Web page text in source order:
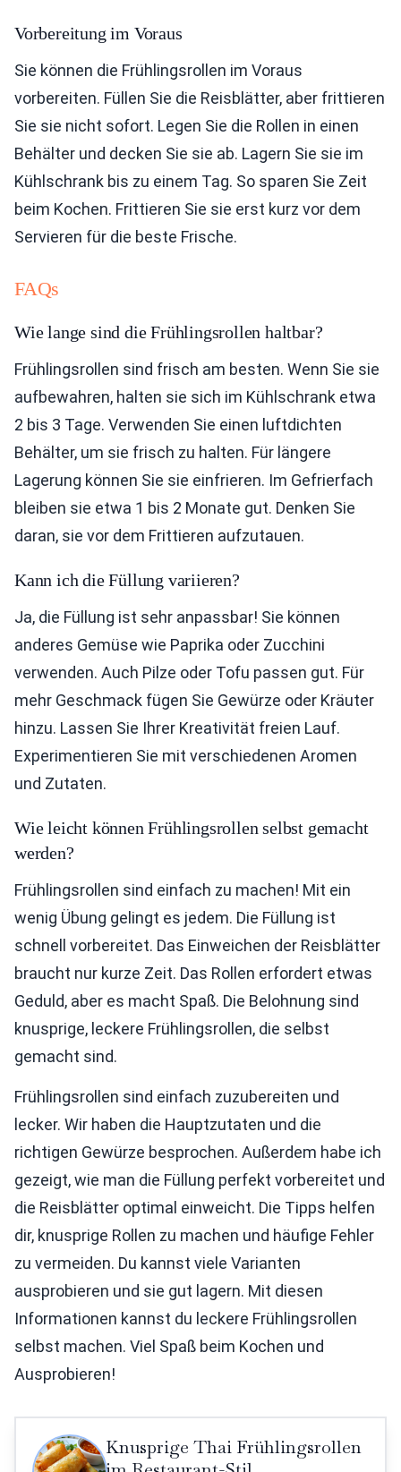
Vorbereitung im Voraus
Sie können die Frühlingsrollen im Voraus
vorbereiten. Füllen Sie die Reisblätter, aber frittieren
Sie sie nicht sofort. Legen Sie die Rollen in einen
Behälter und decken Sie sie ab. Lagern Sie sie im
Kühlschrank bis zu einem Tag. So sparen Sie Zeit
beim Kochen. Frittieren Sie sie erst kurz vor dem
Servieren für die beste Frische.
FAQs
Wie lange sind die Frühlingsrollen haltbar?
Frühlingsrollen sind frisch am besten. Wenn Sie sie
aufbewahren, halten sie sich im Kühlschrank etwa
2 bis 3 Tage. Verwenden Sie einen luftdichten
Behälter, um sie frisch zu halten. Für längere
Lagerung können Sie sie einfrieren. Im Gefrierfach
bleiben sie etwa 1 bis 2 Monate gut. Denken Sie
daran, sie vor dem Frittieren aufzutauen.
Kann ich die Füllung variieren?
Ja, die Füllung ist sehr anpassbar! Sie können
anderes Gemüse wie Paprika oder Zucchini
verwenden. Auch Pilze oder Tofu passen gut. Für
mehr Geschmack fügen Sie Gewürze oder Kräuter
hinzu. Lassen Sie Ihrer Kreativität freien Lauf.
Experimentieren Sie mit verschiedenen Aromen
und Zutaten.
Wie leicht können Frühlingsrollen selbst gemacht
werden?
Frühlingsrollen sind einfach zu machen! Mit ein
wenig Übung gelingt es jedem. Die Füllung ist
schnell vorbereitet. Das Einweichen der Reisblätter
braucht nur kurze Zeit. Das Rollen erfordert etwas
Geduld, aber es macht Spaß. Die Belohnung sind
knusprige, leckere Frühlingsrollen, die selbst
gemacht sind.
Frühlingsrollen sind einfach zuzubereiten und
lecker. Wir haben die Hauptzutaten und die
richtigen Gewürze besprochen. Außerdem habe ich
gezeigt, wie man die Füllung perfekt vorbereitet und
die Reisblätter optimal einweicht. Die Tipps helfen
dir, knusprige Rollen zu machen und häufige Fehler
zu vermeiden. Du kannst viele Varianten
ausprobieren und sie gut lagern. Mit diesen
Informationen kannst du leckere Frühlingsrollen
selbst machen. Viel Spaß beim Kochen und
Ausprobieren!
Knusprige Thai Frühlingsrollen